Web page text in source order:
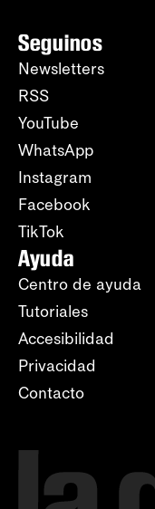
Seguinos
Newsletters
RSS
YouTube
WhatsApp
Instagram
Facebook
TikTok
Ayuda
Centro de ayuda
Tutoriales
Accesibilidad
Privacidad
Contacto